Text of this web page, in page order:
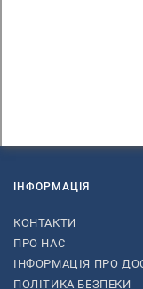
ІНФОРМАЦІЯ
КОНТАКТИ
ПРО НАС
ІНФОРМАЦІЯ ПРО
ПОЛІТИКА БЕЗПЕКИ